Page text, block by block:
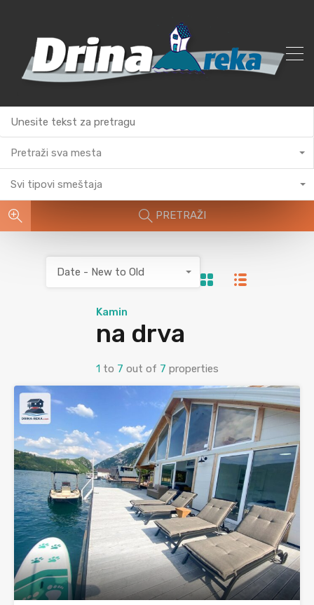
Pretraži sva mesta
Svi tipovi smeštaja
PRETRAŽI
Kamin
na drva
1 to 7 out of 7 properties
Date - New to Old